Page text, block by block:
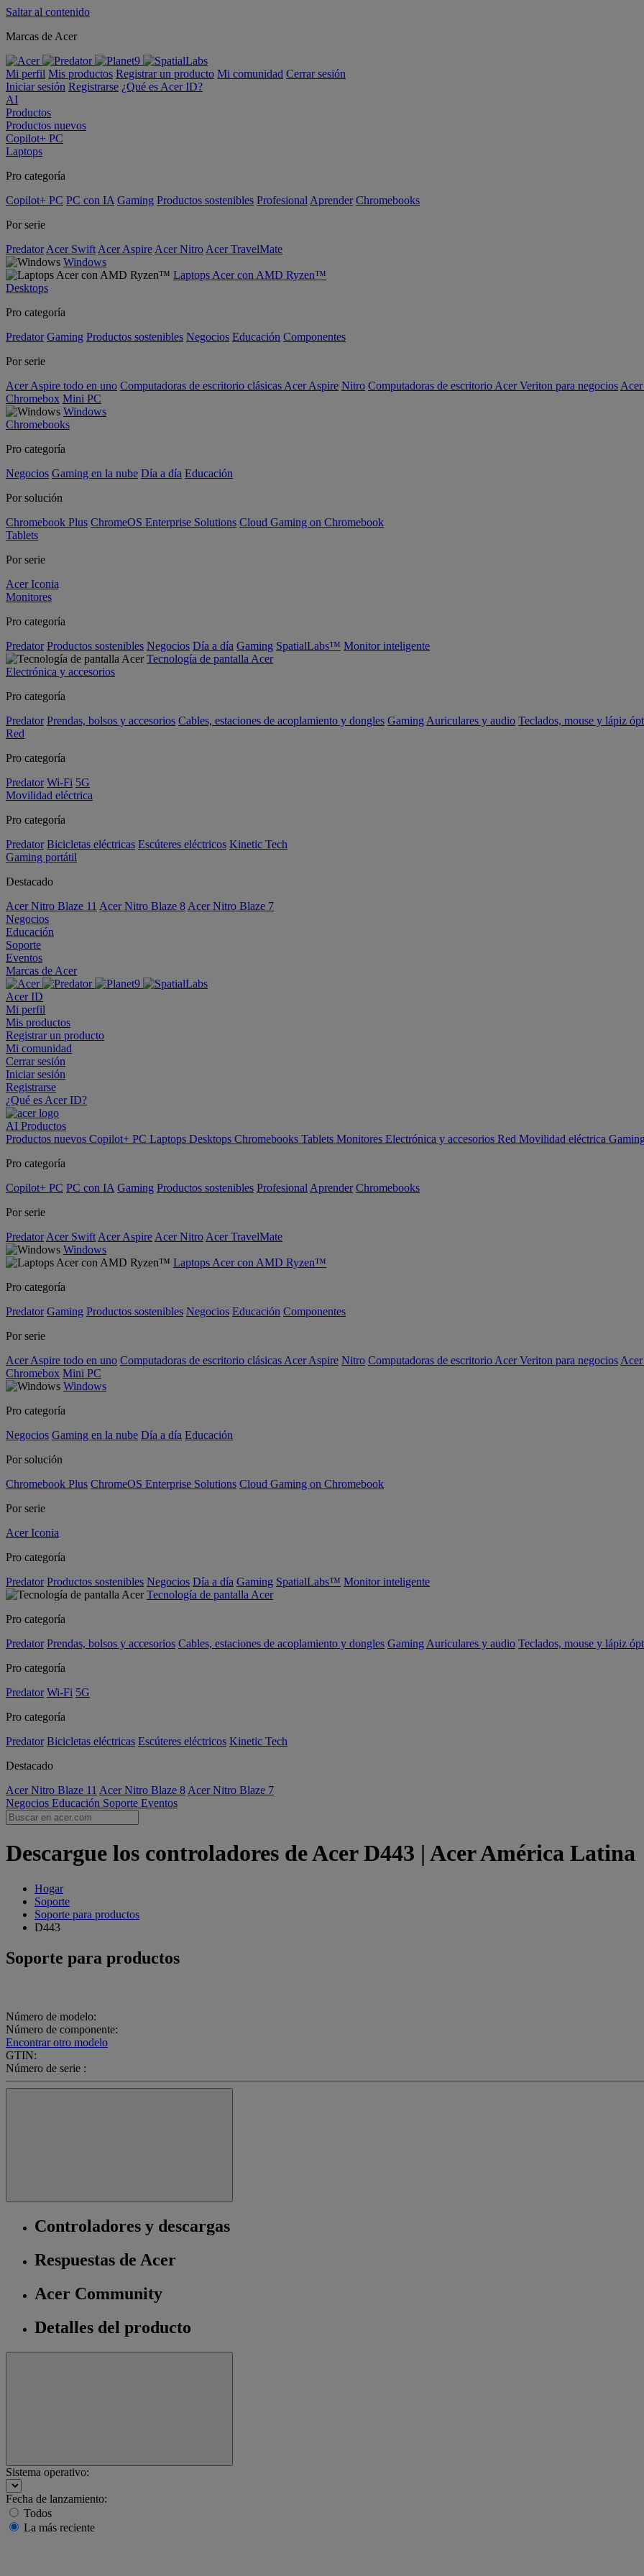
Saltar al contenido
Marcas de Acer
Mi perfil Mis productos Registrar un producto Mi comunidad Cerrar sesión
Iniciar sesión Registrarse ¿Qué es Acer ID?
AI
Productos
Productos nuevos
Copilot+ PC
Laptops
Pro categoría
Copilot+ PC PC con IA Gaming Productos sostenibles Profesional Aprender Chromebooks
Por serie
Predator Acer Swift Acer Aspire Acer Nitro Acer TravelMate
Windows
Laptops Acer con AMD Ryzen™
Desktops
Pro categoría
Predator Gaming Productos sostenibles Negocios Educación Componentes
Por serie
Acer Aspire todo en uno Computadoras de escritorio clásicas Acer Aspire Nitro Computadoras de escritorio Acer Veriton para negocios
Chromebox Mini PC
Windows
Chromebooks
Pro categoría
Negocios Gaming en la nube Día a día Educación
Por solución
Chromebook Plus ChromeOS Enterprise Solutions Cloud Gaming on Chromebook
Tablets
Por serie
Acer Iconia
Monitores
Pro categoría
Predator Productos sostenibles Negocios Día a día Gaming SpatialLabs™ Monitor inteligente
Tecnología de pantalla Acer
Electrónica y accesorios
Pro categoría
Predator Prendas, bolsos y accesorios Cables, estaciones de acoplamiento y dongles Gaming Auriculares y audio Teclados, mouse y lápiz
Red
Pro categoría
Predator Wi-Fi 5G
Movilidad eléctrica
Pro categoría
Predator Bicicletas eléctricas Escúteres eléctricos Kinetic Tech
Gaming portátil
Destacado
Acer Nitro Blaze 11 Acer Nitro Blaze 8 Acer Nitro Blaze 7
Negocios
Educación
Soporte
Eventos
Marcas de Acer
Acer ID
Mi perfil
Mis productos
Registrar un producto
Mi comunidad
Cerrar sesión
Iniciar sesión
Registrarse
¿Qué es Acer ID?
AI Productos
Productos nuevos Copilot+ PC Laptops Desktops Chromebooks Tablets Monitores Electrónica y accesorios Red Movilidad eléctrica
Pro categoría
Copilot+ PC PC con IA Gaming Productos sostenibles Profesional Aprender Chromebooks
Por serie
Predator Acer Swift Acer Aspire Acer Nitro Acer TravelMate
Windows
Laptops Acer con AMD Ryzen™
Pro categoría
Predator Gaming Productos sostenibles Negocios Educación Componentes
Por serie
Acer Aspire todo en uno Computadoras de escritorio clásicas Acer Aspire Nitro Computadoras de escritorio Acer Veriton para negocios
Chromebox Mini PC
Windows
Pro categoría
Negocios Gaming en la nube Día a día Educación
Por solución
Chromebook Plus ChromeOS Enterprise Solutions Cloud Gaming on Chromebook
Por serie
Acer Iconia
Pro categoría
Predator Productos sostenibles Negocios Día a día Gaming SpatialLabs™ Monitor inteligente
Tecnología de pantalla Acer
Pro categoría
Predator Prendas, bolsos y accesorios Cables, estaciones de acoplamiento y dongles Gaming Auriculares y audio Teclados, mouse y lápiz
Pro categoría
Predator Wi-Fi 5G
Pro categoría
Predator Bicicletas eléctricas Escúteres eléctricos Kinetic Tech
Destacado
Acer Nitro Blaze 11 Acer Nitro Blaze 8 Acer Nitro Blaze 7
Negocios Educación Soporte Eventos
Descargue los controladores de Acer D443 | Acer América Latina
Hogar
Soporte
Soporte para productos
D443
Soporte para productos
Número de modelo:
Número de componente:
Encontrar otro modelo
GTIN:
Número de serie :
Controladores y descargas
Respuestas de Acer
Acer Community
Detalles del producto
Sistema operativo:
Fecha de lanzamiento:
Todos
La más reciente